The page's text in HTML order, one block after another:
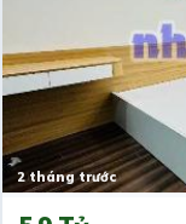
2 tháng trước